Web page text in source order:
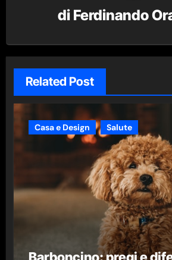
di Ferdinando
Related Post
Casa e Design Salute